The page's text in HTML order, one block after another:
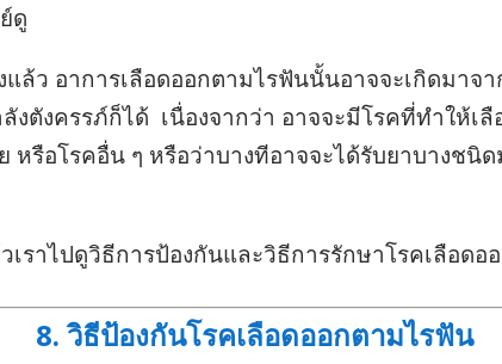
ดู
ล้ว อาการเลือดออกตามไรฟันนั้นอาจจะเกิดมาจา
ตังครรภ์ก็ได้ เนื่องจากว่า อาจจะมีโรคที่ทำให้เลื
หรือโรคอื่น ๆ หรือว่าบางทีอาจจะได้รับยาบางชนิ
เราไปดูวิธีการป้องกันและวิธีการรักษาโรคเลือดอ
8. วิธีป้องกันโรคเลือดออกตามไรฟัน